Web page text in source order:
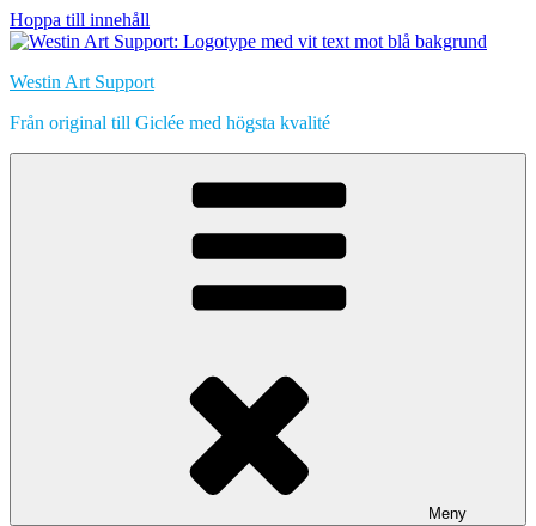
Hoppa till innehåll
Westin Art Support
Från original till Giclée med högsta kvalité
Meny